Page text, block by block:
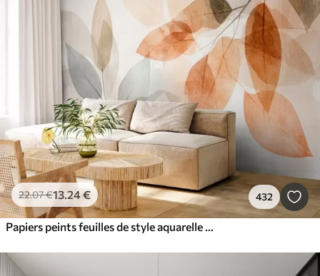
22.07€13.24€ 432
Papiers peints feuilles de style aquarelle dans des tons de sépia et de gris